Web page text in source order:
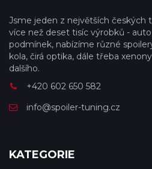
Jsme jeden z největších českých
více než deset tisíc výrobků -
podmínek, nabízíme různé
kola, čirá optika, dále třeba
dalšího.
+420 602 650 582
info@spoiler-tuning.cz
KATEGORIE